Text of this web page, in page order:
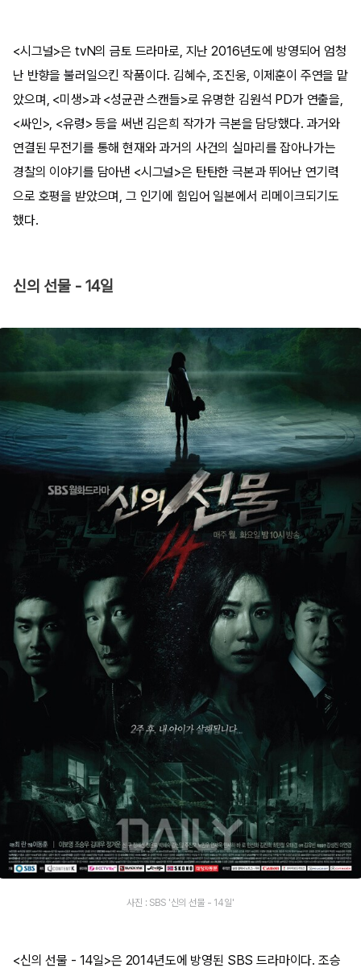
<시그널>은 tvN의 금토 드라마로, 지난 2016년도에 방영되어 엄청
난 반향을 불러일으킨 작품이다. 김혜수, 조진웅, 이제훈이 주연을 맡
았으며, <미생>과 <성균관 스캔들>로 유명한 김원석 PD가 연출을,
<싸인>, <유령> 등을 써낸 김은희 작가가 극본을 담당했다. 과거와
연결된 무전기를 통해 현재와 과거의 사건의 실마리를 잡아나가는
경찰의 이야기를 담아낸 <시그널>은 탄탄한 극본과 뛰어난 연기력
으로 호평을 받았으며, 그 인기에 힘입어 일본에서 리메이크되기도
했다.
신의 선물 - 14일
사진 : SBS '신의 선물 - 14일'
<신의 선물 - 14일>은 2014년도에 방영된 SBS 드라마이다. 조승